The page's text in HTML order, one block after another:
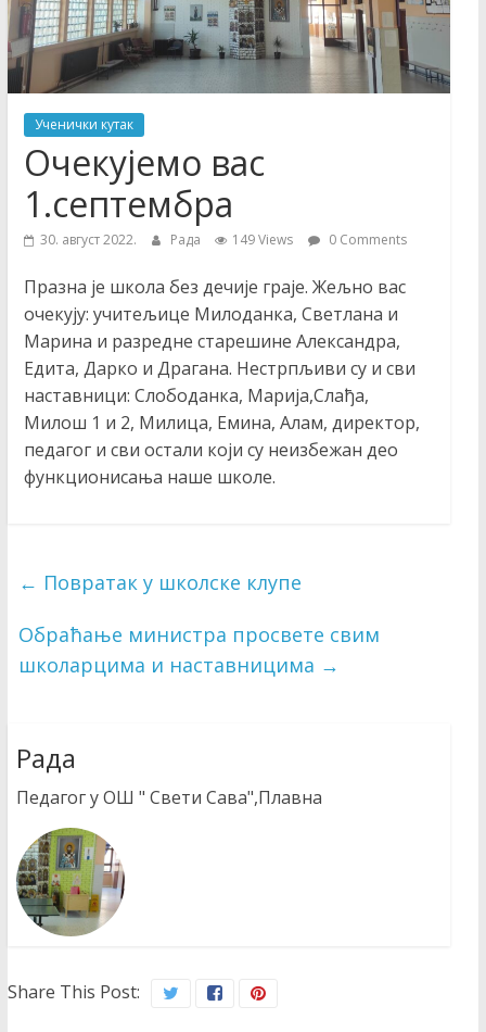
школа
Ученички кутак
Очекујемо вас
1.септембра
30. август 2022. Рада 149 Views 0 Comments
Празна је школа без дечије граје. Жељно вас
очекују: учитељице Милоданка, Светлана и
Марина и разредне старешине Александра,
Едита, Дарко и Драгана. Нестрпљиви су и сви
наставници: Слободанка, Марија,Слађа,
Милош 1 и 2, Милица, Емина, Алам, директор,
педагог и сви остали који су неизбежан део
функционисања наше школе.
← Повратак у школске клупе
Обраћање министра просвете свим
школарцима и наставницима →
Рада
Педагог у ОШ " Свети Сава",Плавна
Share This Post: